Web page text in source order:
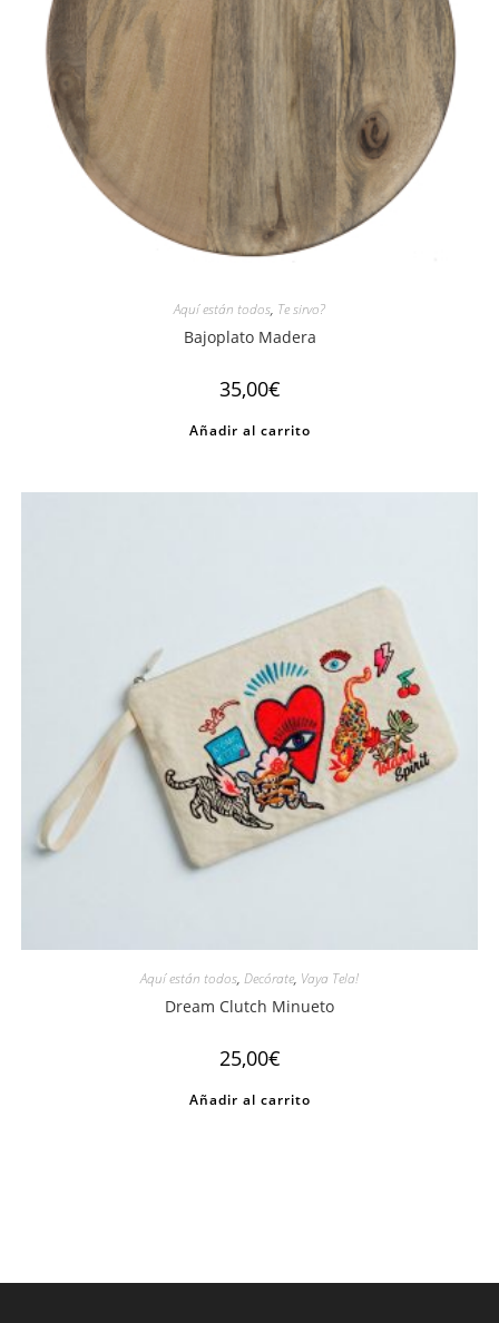
Aquí están todos, Te sirvo?
Bajoplato Madera
35,00€
Añadir al carrito
Aquí están todos, Decórate, Vaya Tela!
Dream Clutch Minueto
25,00€
Añadir al carrito